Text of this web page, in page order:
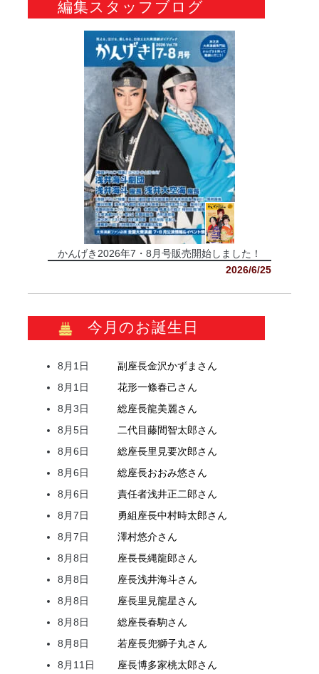
編集スタッフブログ
かんげき2026年7・8月号販売開始しました！
2026/6/25
今月のお誕生日
8月1日 副座長金沢かずま さん
8月1日
花形一條春己さん
8月3日
総座長龍美麗さん
8月5日
二代目藤間智太郎さん
8月6日
総座長里見要次郎さん
8月6日
総座長おおみ悠さん
8月6日
責任者浅井正二郎さん
8月7日
勇組座長中村時太郎さん
8月7日
澤村悠介さん
8月8日
座長長縄龍郎さん
8月8日
座長浅井海斗さん
8月8日
座長里見龍星さん
8月8日
総座長春駒さん
8月8日
若座長兜獅子丸さん
8月11日
座長博多家桃太郎さん